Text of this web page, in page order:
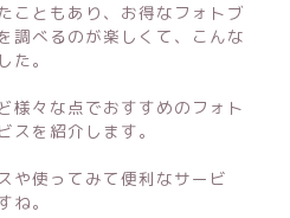
こともあり、お得なフォトブ
調べるのが楽しくて、こんな
た。
様々な点でおすすめのフォト
スを紹介します。
や使ってみて便利なサービ
ね。